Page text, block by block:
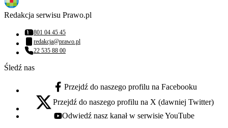
Redakcja serwisu Prawo.pl
Numer telefonu:
801 04 45 45
Adres email:
redakcja@prawo.pl
Numer telefonu:
22 535 88 00
Śledź nas
facebook - otwiera się w nowej karcie
Przejdź do naszego profilu na Facebooku
x - otwiera się w nowej karcie
Przejdź do naszego profilu na X (dawniej Twitter)
youtube - otwiera się w nowej karcie
Odwiedź nasz kanał w serwisie YouTube